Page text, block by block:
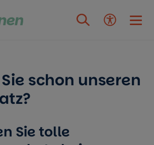
schon unseren
Sie tolle